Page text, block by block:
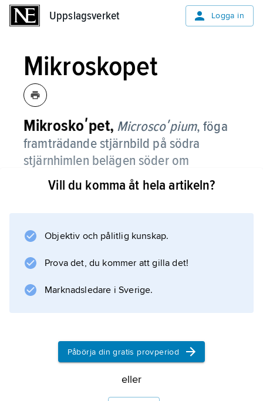
Uppslagsverket Logga in
Mikroskopet
Mikroskoʹpet, Microscoʹpium,föga
framträdande stjärnbild på södra
stjärnhimlen belägen söder om
Stenbocken.
sydligaste Sverige före midnatt se norra
Den blott 13 ljusår avlägsna stjärnan Lacaille 8
760 ligger i Mikroskopet och är en av himlens
skenbart ljusstarkaste dvärgstjärnor av
Information om artikeln
Vill du komma åt hela artikeln?
Objektiv och pålitlig kunskap.
Prova det, du kommer att gilla det!
Marknadsledare i Sverige.
Påbörja din gratis provperiod
eller